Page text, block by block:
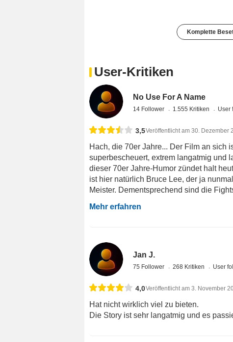
Komplette
User-Kritiken
No Use For A Name
14 Follower 1.555 Kritiken User
3,5Veröffentlicht am 30. Dezember
Hach, die 70er Jahre... Der Film an sich
superbescheuert, extrem langatmig und
dieser 70er Jahre-Humor zündet halt
ist hier natürlich Bruce Lee, der ja
Meister. Dementsprechend sind die
Mehr erfahren
Jan J.
75 Follower 268 Kritiken User
4,0Veröffentlicht am 3. November
Hat nicht wirklich viel zu bieten.
Die Story ist sehr langatmig und es